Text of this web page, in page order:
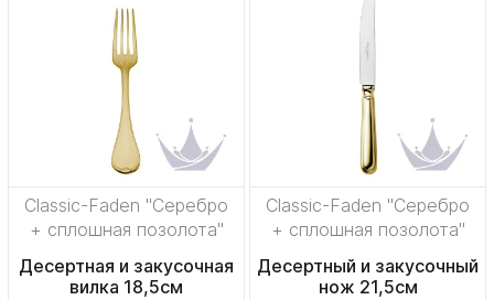
Classic-Faden "Серебро
+ сплошная позолота"
Десертная и закусочная
вилка 18,5см
Classic-Faden "Серебро
+ сплошная позолота"
Десертный и закусочный
нож 21,5см